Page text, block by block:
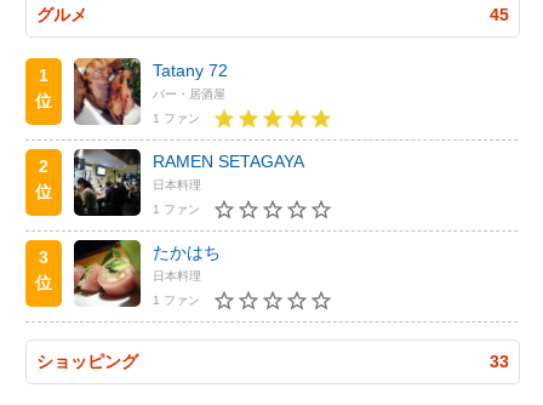
グルメ 45
1
位
Tatany 72
バー・居酒屋
1 ファン
2
位
RAMEN SETAGAYA
日本料理
1 ファン
3
位
たかはち
日本料理
1 ファン
ショッピング 33